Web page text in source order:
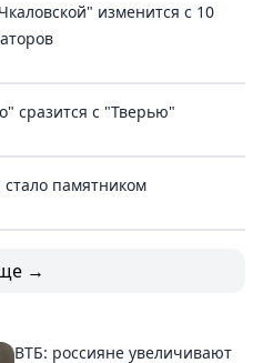
изменится с 10
сразится с "Тверью"
памятником
→
ВТБ: россияне увеличивают